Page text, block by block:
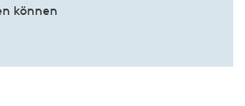
können